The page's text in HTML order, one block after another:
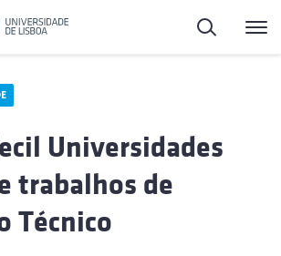
Pesquisa
Universidades
trabalhos de
Técnico